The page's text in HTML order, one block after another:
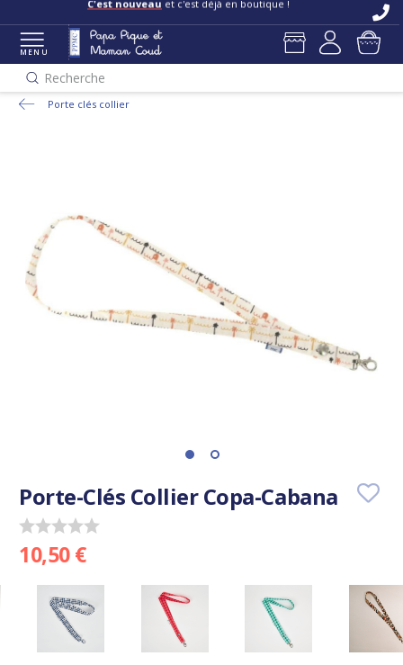
C'est nouveau et c'est déjà en boutique !
MENU
Recherche
Porte clés collier
Porte-Clés Collier Copa-Cabana
10,50 €